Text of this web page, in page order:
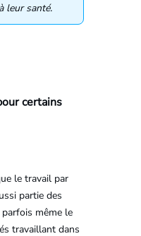
leur santé.
certains
le travail par
partie des
parfois même le
travaillant dans